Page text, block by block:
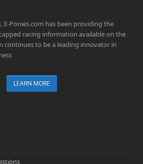
E-Ponies.com has been providing the
racing information available on the
continues to be a leading innovator in
LEARN MORE